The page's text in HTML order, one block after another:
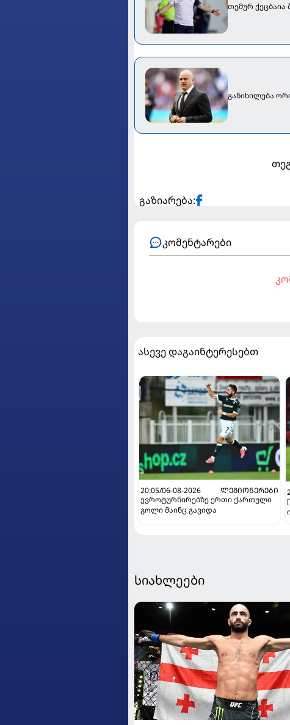
თემურ
განიხილება
გაზიარება:
კომენტარები
ასევე დაგაინტერესებთ
20:05/06-08-2026
ᲚᲔᲒᲘᲝᲜᲔᲠᲔᲑᲘ
ევროტურნირებზე ერთი ქართული
გოლი მაინც გავიდა
სიახლეები